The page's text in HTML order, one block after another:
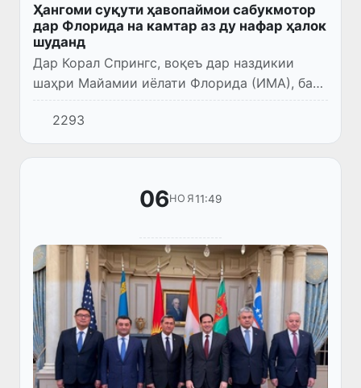
Ҳангоми суқути ҳавопаймои сабукмотор
дар Флорида на камтар аз ду нафар ҳалок
шуданд
Дар Корал Спрингс, воқеъ дар наздикии
шаҳри Майамии иёлати Флорида (ИМА), бар
асари ба кӯл суқут кардани як ҳавопаймои
хурд дастикам ду нафар ба ҳалокат
расидаанд. Дар ин бора NBC...
2293
06НОЯ11:49